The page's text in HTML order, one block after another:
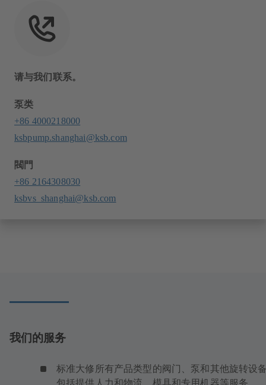
请与我们联系。
泵类
+86 4000218000
ksbpump.shanghai@ksb.com
閥門
+86 2164308030
ksbvs_shanghai@ksb.com
我们的服务
标准大修所有产品类型的阀门、泵和其他旋转设
包括提供人力和物流、模具和专用机器等服务